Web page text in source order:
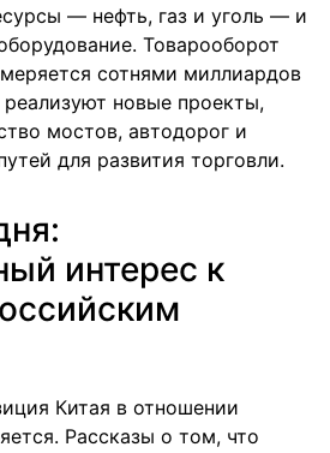
— нефть, газ и уголь — и
Товарооборот
сотнями миллиардов
новые проекты,
мостов, автодорог и
для развития торговли.
интерес к
Китая в отношении
Рассказы о том, что